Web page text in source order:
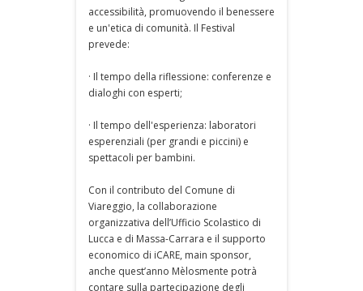
accessibilità, promuovendo il benessere
e un'etica di comunità. Il Festival
prevede:
· Il tempo della riflessione: conferenze e
dialoghi con esperti;
· Il tempo dell'esperienza: laboratori
esperenziali (per grandi e piccini) e
spettacoli per bambini.
Con il contributo del Comune di
Viareggio, la collaborazione
organizzativa dell’Ufficio Scolastico di
Lucca e di Massa-Carrara e il supporto
economico di iCARE, main sponsor,
anche quest’anno Mèlosmente potrà
contare sulla partecipazione degli